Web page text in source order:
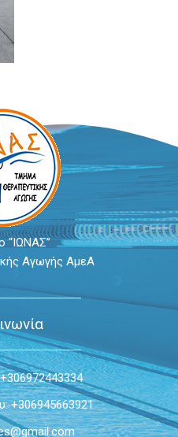
“ΙΩΝΑΣ”
Αγωγής ΑμεΑ
+306945663921